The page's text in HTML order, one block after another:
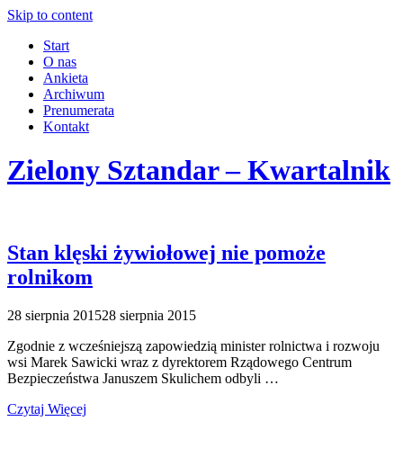
Skip to content
Start
O nas
Ankieta
Archiwum
Prenumerata
Kontakt
Zielony Sztandar – Kwartalnik
Stan klęski żywiołowej nie pomoże
rolnikom
28 sierpnia 201528 sierpnia 2015
Zgodnie z wcześniejszą zapowiedzią minister rolnictwa i rozwoju
wsi Marek Sawicki wraz z dyrektorem Rządowego Centrum
Bezpieczeństwa Januszem Skulichem odbyli …
Czytaj Więcej